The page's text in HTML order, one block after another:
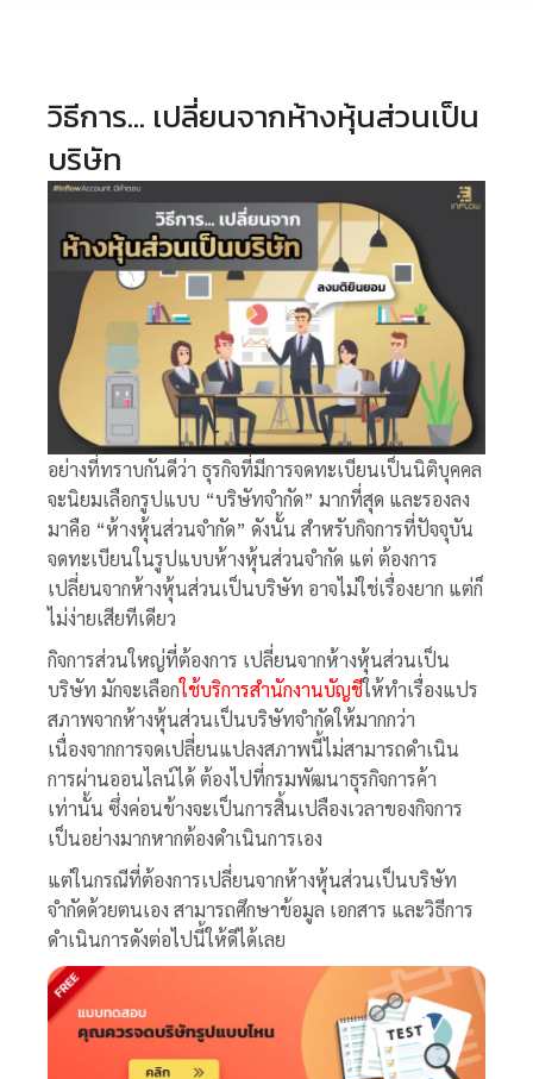
วิธีการ… เปลี่ยนจากห้างหุ้นส่วนเป็น
บริษัท
อย่างที่ทราบกันดีว่า ธุรกิจที่มีการจดทะเบียนเป็นนิติบุคคล
จะนิยมเลือกรูปแบบ “บริษัทจำกัด” มากที่สุด และรองลง
มาคือ “ห้างหุ้นส่วนจำกัด” ดังนั้น สำหรับกิจการที่ปัจจุบัน
จดทะเบียนในรูปแบบห้างหุ้นส่วนจำกัด แต่ ต้องการ
เปลี่ยนจากห้างหุ้นส่วนเป็นบริษัท อาจไม่ใช่เรื่องยาก แต่ก็
ไม่ง่ายเสียทีเดียว
กิจการส่วนใหญ่ที่ต้องการ เปลี่ยนจากห้างหุ้นส่วนเป็น
บริษัท มักจะเลือกใช้บริการสำนักงานบัญชีให้ทำเรื่องแปร
สภาพจากห้างหุ้นส่วนเป็นบริษัทจำกัดให้มากกว่า
เนื่องจากการจดเปลี่ยนแปลงสภาพนี้ไม่สามารถดำเนิน
การผ่านออนไลน์ได้ ต้องไปที่กรมพัฒนาธุรกิจการค้า
เท่านั้น ซึ่งค่อนข้างจะเป็นการสิ้นเปลืองเวลาของกิจการ
เป็นอย่างมากหากต้องดำเนินการเอง
แต่ในกรณีที่ต้องการเปลี่ยนจากห้างหุ้นส่วนเป็นบริษัท
จำกัดด้วยตนเอง สามารถศึกษาข้อมูล เอกสาร และวิธีการ
ดำเนินการดังต่อไปนี้ให้ดีได้เลย